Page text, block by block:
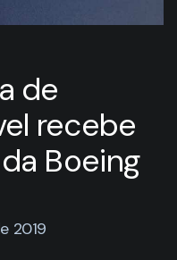
de
recebe
Boeing
2019